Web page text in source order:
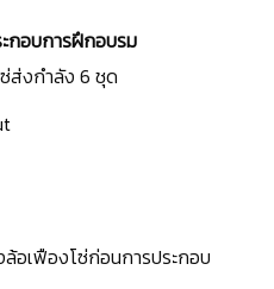
กอบการฝึกอบรม
ส่งกำลัง 6 ชุด
อเฟืองโซ่ก่อนการประกอบ